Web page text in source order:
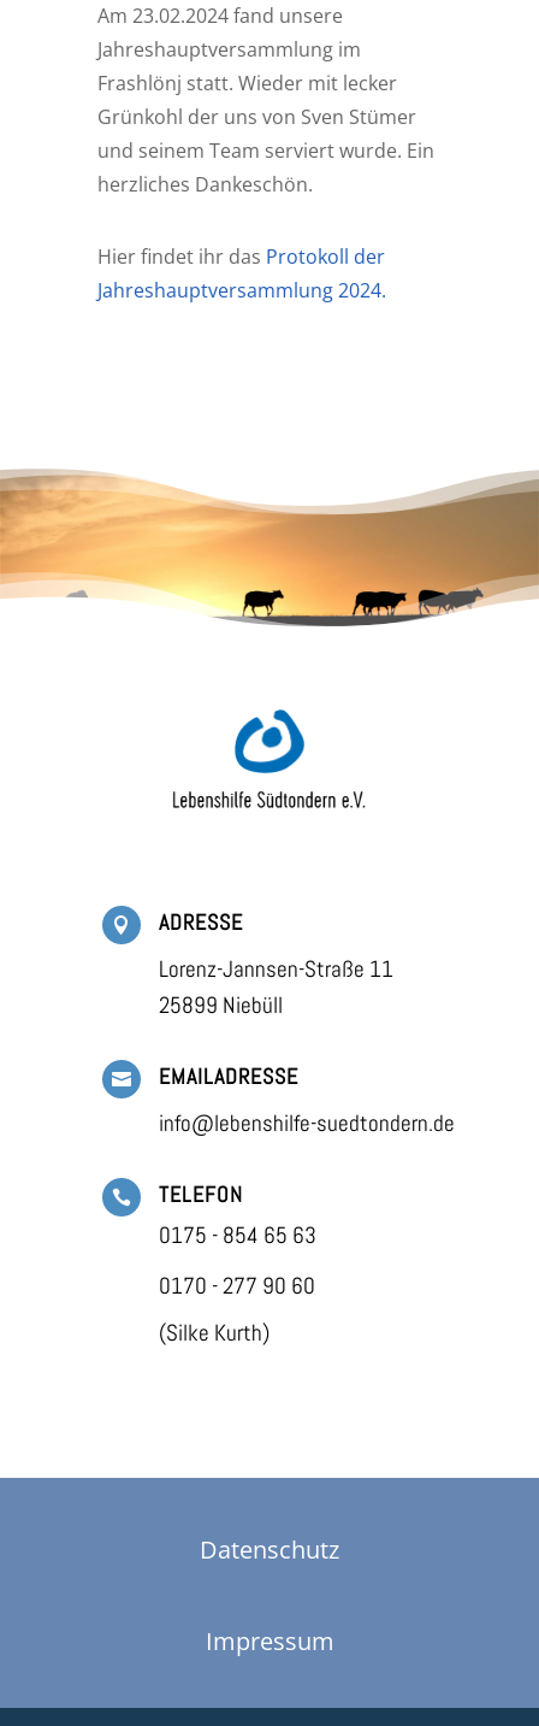
Am 23.02.2024 fand unsere
Jahreshauptversammlung im
Frashlönj statt. Wieder mit lecker
Grünkohl der uns von Sven Stümer
und seinem Team serviert wurde. Ein
herzliches Dankeschön.
Hier findet ihr das Protokoll der
Jahreshauptversammlung 2024.
 ADRESSE
Lorenz-Jannsen-Straße 11
25899 Niebüll
 EMAILADRESSE
info@lebenshilfe-suedtondern.de
 TELEFON
0175 - 854 65 63
0170 - 277 90 60
(Silke Kurth)
Datenschutz
Impressum